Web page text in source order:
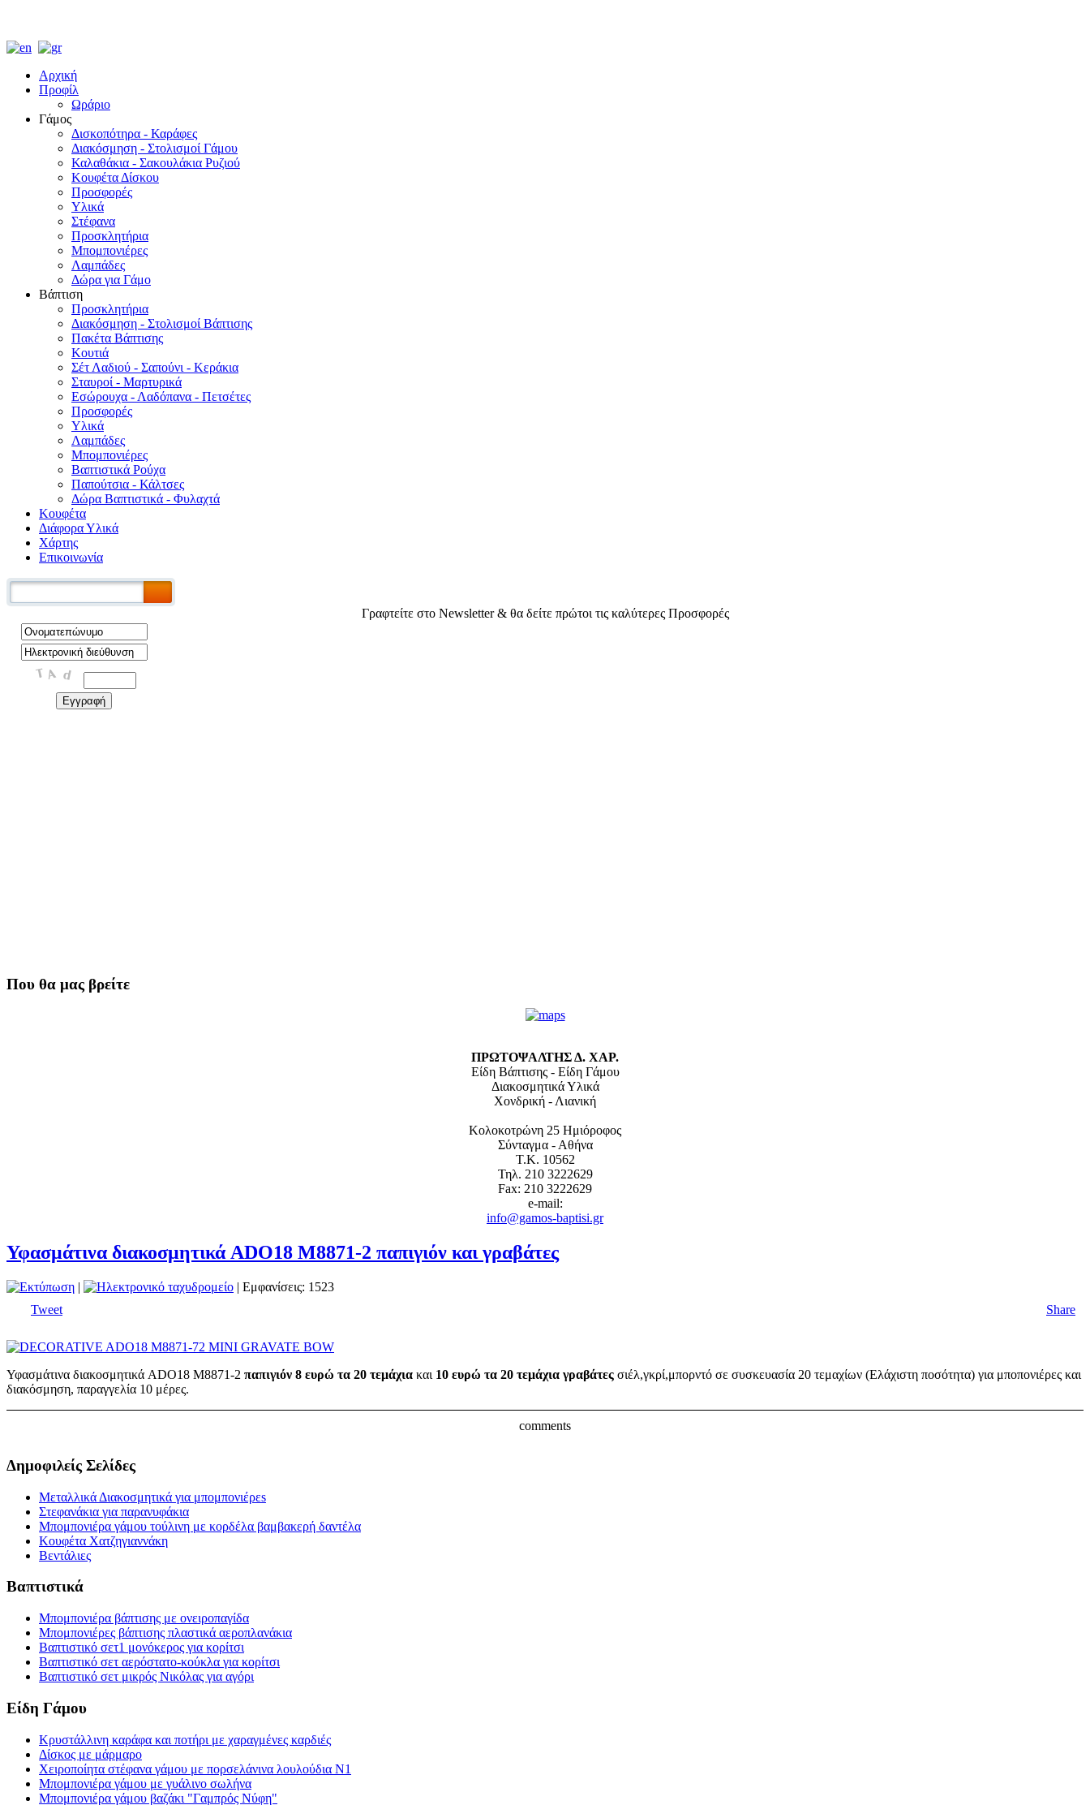
Αρχική
Προφίλ
Ωράριο
Γάμος
Δισκοπότηρα - Καράφες
Διακόσμηση - Στολισμοί Γάμου
Καλαθάκια - Σακουλάκια Ρυζιού
Κουφέτα Δίσκου
Προσφορές
Υλικά
Στέφανα
Προσκλητήρια
Μπομπονιέρες
Λαμπάδες
Δώρα για Γάμο
Βάπτιση
Προσκλητήρια
Διακόσμηση - Στολισμοί Βάπτισης
Πακέτα Βάπτισης
Κουτιά
Σέτ Λαδιού - Σαπούνι - Κεράκια
Σταυροί - Μαρτυρικά
Εσώρουχα - Λαδόπανα - Πετσέτες
Προσφορές
Υλικά
Λαμπάδες
Μπομπονιέρες
Βαπτιστικά Ρούχα
Παπούτσια - Κάλτσες
Δώρα Βαπτιστικά - Φυλαχτά
Κουφέτα
Διάφορα Υλικά
Χάρτης
Επικοινωνία
Γραφτείτε στο Νewsletter & θα δείτε πρώτοι τις καλύτερες Προσφορές
Που θα μας βρείτε
ΠΡΩΤΟΨΑΛΤΗΣ Δ. ΧΑΡ.
Είδη Βάπτισης - Είδη Γάμου
Διακοσμητικά Υλικά
Χονδρική - Λιανική
Κολοκοτρώνη 25 Ημιόροφος
Σύνταγμα - Αθήνα
Τ.Κ. 10562
Τηλ. 210 3222629
Fax: 210 3222629
e-mail:
info@gamos-baptisi.gr
Υφασμάτινα διακοσμητικά ADO18 Μ8871-2 παπιγιόν και γραβάτες
|
| Εμφανίσεις: 1523
Tweet
Share
Υφασμάτινα διακοσμητικά ADO18 Μ8871-2 παπιγιόν 8 ευρώ τα 20 τεμάχια και 10 ευρώ τα 20 τεμάχια γραβάτες σιέλ,γκρί,μπορντό σε συσκευασία 20 τεμαχίων (Ελάχιστη ποσότητα) για μποπονιέρες και
διακόσμηση, παραγγελία 10 μέρες.
comments
Δημοφιλείς Σελίδες
Μεταλλικά Διακοσμητικά για μπομπονιέρεs
Στεφανάκια για παρανυφάκια
Μπομπονιέρα γάμου τούλινη με κορδέλα βαμβακερή δαντέλα
Κουφέτα Χατζηγιαννάκη
Βεντάλιες
Βαπτιστικά
Μπομπονιέρα βάπτισης με ονειροπαγίδα
Μπομπονιέρες βάπτισης πλαστικά αεροπλανάκια
Βαπτιστικό σετ1 μονόκερος για κορίτσι
Βαπτιστικό σετ αερόστατο-κούκλα για κορίτσι
Βαπτιστικό σετ μικρός Νικόλας για αγόρι
Είδη Γάμου
Κρυστάλλινη καράφα και ποτήρι με χαραγμένες καρδιές
Δίσκος με μάρμαρο
Χειροποίητα στέφανα γάμου με πορσελάνινα λουλούδια Ν1
Μπομπονιέρα γάμου με γυάλινο σωλήνα
Μπομπονιέρα γάμου βαζάκι "Γαμπρός Νύφη"